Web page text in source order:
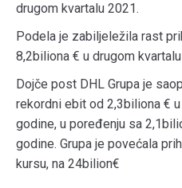
drugom kvartalu 2021.
Podela je zabiljeležila rast
8,2biliona € u drugom
Dojče post DHL Grupa je
rekordni ebit od 2,3biliona €
godine, u poređenju sa
godine. Grupa je povećala
kursu, na 24bilion€